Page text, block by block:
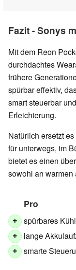
Fazit - Sonys
Mit dem Reon
durchdachtes
frühere
spürbar effektiv,
smart steuerbar
Erleichterung.
Natürlich ersetzt
für unterwegs, im
bietet es einen
sowohl an warmen
Pro
+ spürbares
+ lange
+ smarte